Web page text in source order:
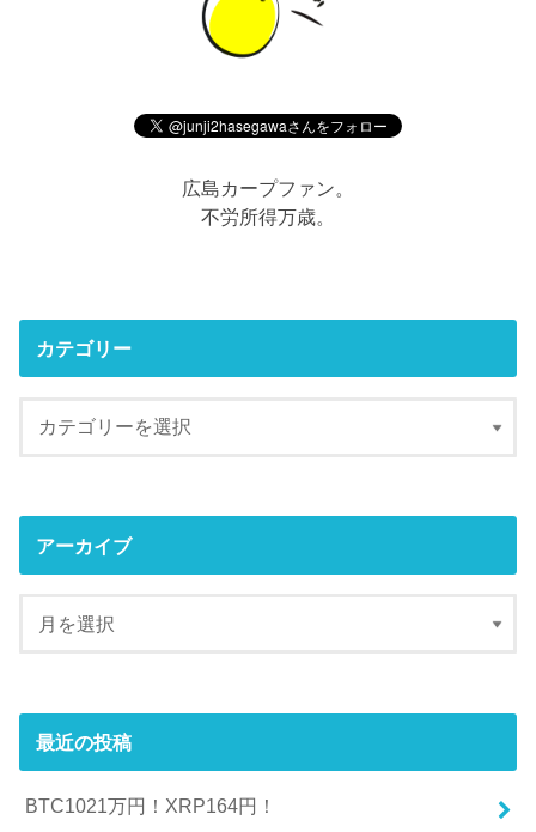
広島カープファン。
不労所得万歳。
カテゴリー
アーカイブ
最近の投稿
BTC1021万円！XRP164円！